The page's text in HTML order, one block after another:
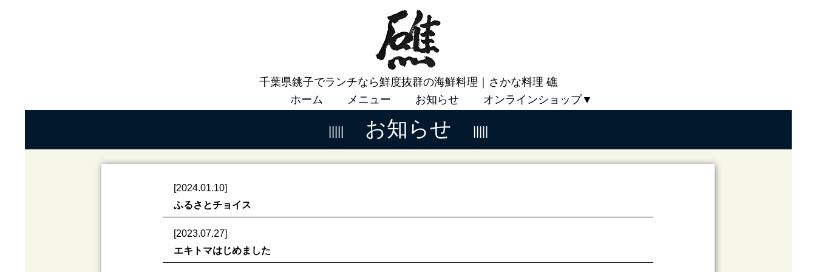
千葉県銚子でランチなら鮮度抜群の海鮮料理｜さかな料理 礁
ホーム
メニュー お知らせ オンラインショップ▼
お知らせ
[2024.01.10]
ふるさとチョイス
[2023.07.27]
エキトマはじめました